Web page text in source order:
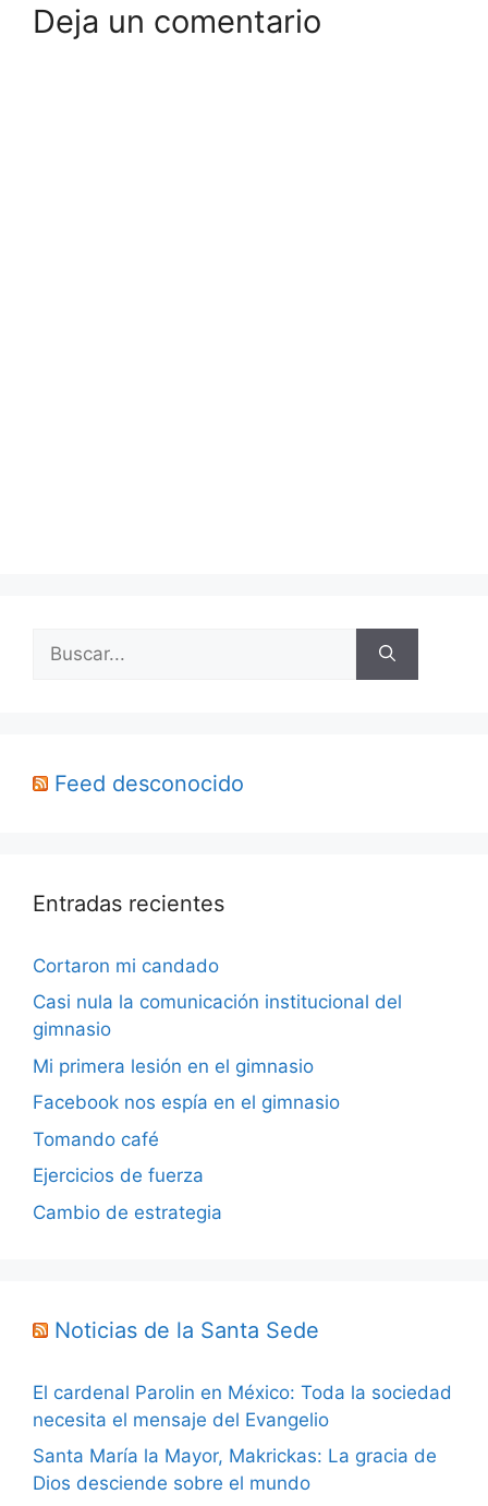
Deja un comentario
Feed desconocido
Entradas recientes
Cortaron mi candado
Casi nula la comunicación institucional del
gimnasio
Mi primera lesión en el gimnasio
Facebook nos espía en el gimnasio
Tomando café
Ejercicios de fuerza
Cambio de estrategia
Noticias de la Santa Sede
El cardenal Parolin en México: Toda la sociedad
necesita el mensaje del Evangelio
Santa María la Mayor, Makrickas: La gracia de
Dios desciende sobre el mundo